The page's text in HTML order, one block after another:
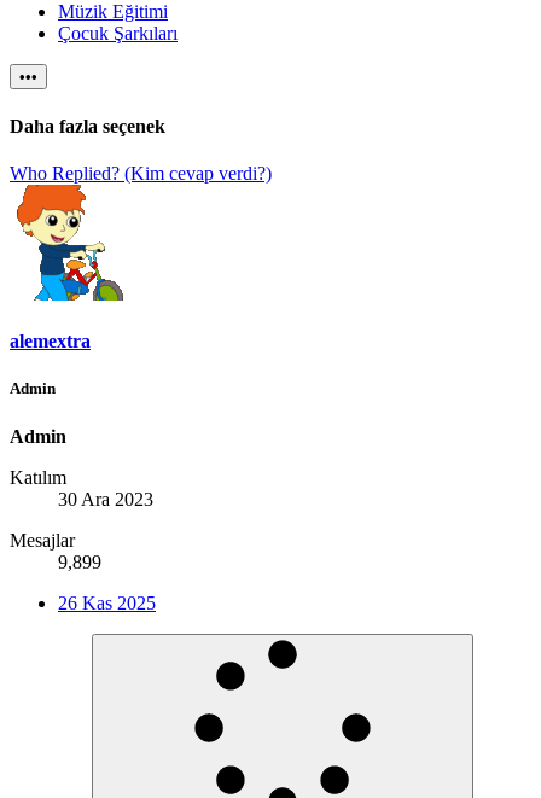
Müzik Eğitimi
Çocuk Şarkıları
•••
Daha fazla seçenek
Who Replied? (Kim cevap verdi?)
alemextra
Admin
Admin
Katılım
30 Ara 2023
Mesajlar
9,899
26 Kas 2025